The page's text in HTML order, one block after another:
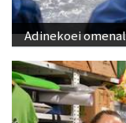
Adinekoei